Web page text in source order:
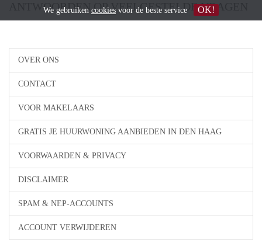
OVER ONS
CONTACT
VOOR MAKELAARS
GRATIS JE HUURWONING AANBIEDEN IN DEN HAAG
VOORWAARDEN & PRIVACY
DISCLAIMER
SPAM & NEP-ACCOUNTS
ACCOUNT VERWIJDEREN
ANTWOORDEN OP VEELGESTELDE VRAGEN
We gebruiken cookies voor de beste service OK!